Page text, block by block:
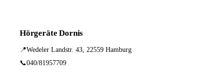
Hörgeräte Dornis
📍Wedeler Landstr. 43, 22559 Hamburg
📞040/81957709